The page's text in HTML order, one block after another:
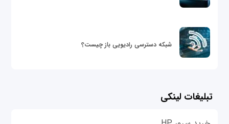
شبکه دسترسی رادیویی باز چیست؟
تبلیغات لینکی